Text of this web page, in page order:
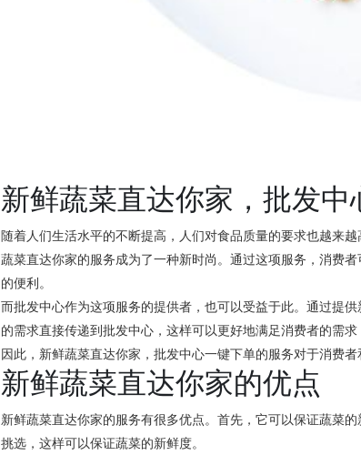
新鲜蔬菜直达你家，批发中
随着人们生活水平的不断提高，人们对食品质量的要求也越来
蔬菜直达你家的服务成为了一种新时尚。通过这项服务，消费
的便利。
而批发中心作为这项服务的提供者，也可以受益于此。通过提
的需求直接传递到批发中心，这样可以更好地满足消费者的需求
因此，新鲜蔬菜直达你家，批发中心一键下单的服务对于消费者
新鲜蔬菜直达你家的优点
新鲜蔬菜直达你家的服务有很多优点。首先，它可以保证蔬菜
挑选，这样可以保证蔬菜的新鲜度。